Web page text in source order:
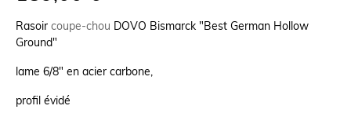
Rasoir coupe-chou DOVO Bismarck "Best German Hollow
Ground"
lame 6/8" en acier carbone,
profil évidé